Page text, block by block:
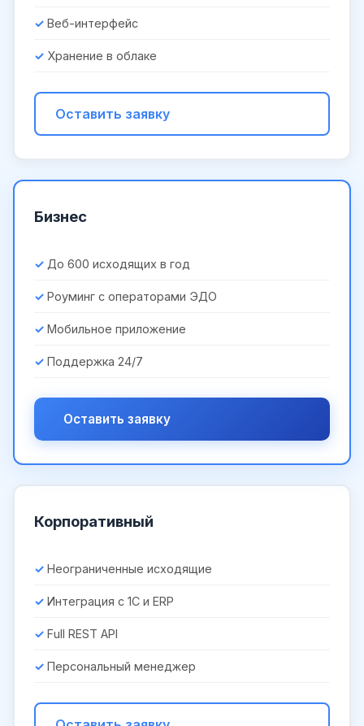
Веб-интерфейс
Хранение в облаке
Оставить заявку
Бизнес
До 600 исходящих в год
Роуминг с операторами ЭДО
Мобильное приложение
Поддержка 24/7
Оставить заявку
Корпоративный
Неограниченные исходящие
Интеграция с 1С и ERP
Full REST API
Персональный менеджер